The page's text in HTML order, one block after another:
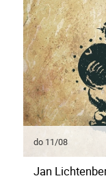
do 11/08
Jan